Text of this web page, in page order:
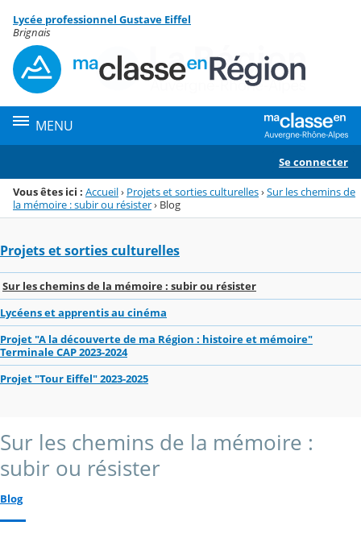
Menu de la rubrique
Contenu
Lycée professionnel Gustave Eiffel
Brignais
MENU
Se connecter
Vous êtes ici : Accueil› Projets et sorties culturelles›Sur les chemins de
la mémoire : subir ou résister› Blog
Projets et sorties culturelles
Sur les chemins de la mémoire : subir ou résister
Lycéens et apprentis au cinéma
Projet "A la découverte de ma Région : histoire et mémoire"
Terminale CAP 2023-2024
Projet "Tour Eiffel" 2023-2025
Sur les chemins de la mémoire :
subir ou résister
Blog